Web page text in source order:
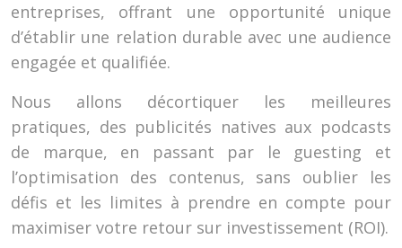
entreprises, offrant une opportunité unique
d’établir une relation durable avec une audience
engagée et qualifiée.
Nous allons décortiquer les meilleures
pratiques, des publicités natives aux podcasts
de marque, en passant par le guesting et
l’optimisation des contenus, sans oublier les
défis et les limites à prendre en compte pour
maximiser votre retour sur investissement (ROI).